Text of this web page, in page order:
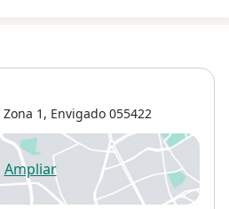
Zona 1 , Envigado 055422
Ampliarse abre en una nueva